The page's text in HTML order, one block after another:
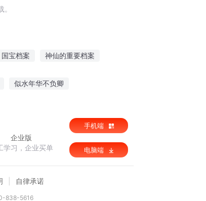
国宝档案 神仙的重要档案
似水年华不负卿
企业版
学习，企业买单
手机端
电脑端
自律承诺
838-5616